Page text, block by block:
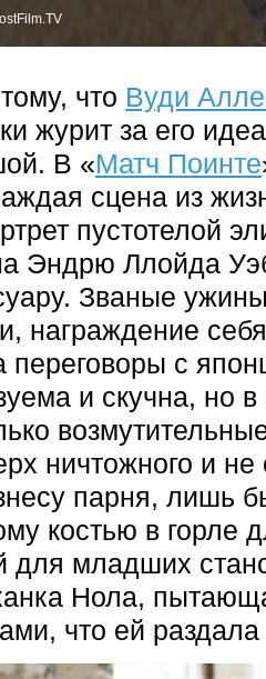
что Вуди
журит за его
В «Матч Поинте
сцена из
пустотелой
Эндрю Ллойда
Званые
награждение
переговоры с
и скучна, но в
ничтожного и
парня, лишь
костью в горле
для младших
Нола,
что ей